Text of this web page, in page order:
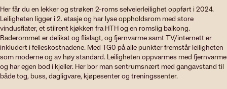
Her får du en lekker og strøken 2-roms selveierleilighet oppført i 2024.
Leiligheten ligger i 2. etasje og har lyse oppholdsrom med store
vindusflater, et stilrent kjøkken fra HTH og en romslig balkong.
Baderommet er delikat og flislagt, og fjernvarme samt TV/internett er
inkludert i felleskostnadene. Med TG0 på alle punkter fremstår leiligheten
som moderne og av høy standard. Leiligheten oppvarmes med fjernvarme
og har egen bod i kjeller. Her bor man sentrumsnært med gangavstand til
både tog, buss, dagligvare, kjøpesenter og treningssenter.